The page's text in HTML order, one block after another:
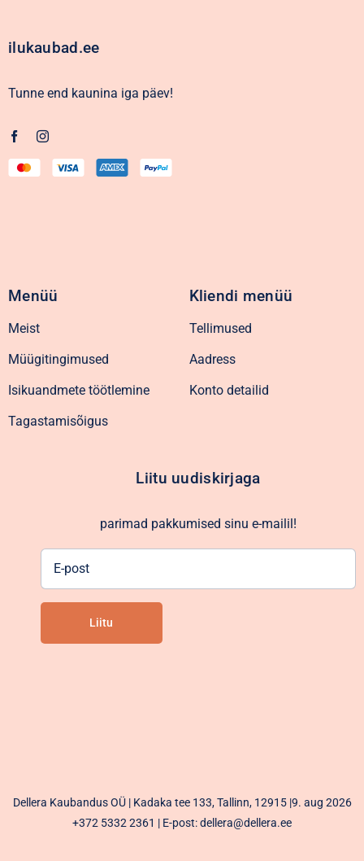
ilukaubad.ee
Tunne end kaunina iga päev!
Menüü
Meist
Müügitingimused
Isikuandmete töötlemine
Tagastamisõigus
Kliendi menüü
Tellimused
Aadress
Konto detailid
Liitu uudiskirjaga
parimad pakkumised sinu e-mailil!
Liitu
Dellera Kaubandus OÜ | Kadaka tee 133, Tallinn, 12915 |9. aug 2026
+372 5332 2361 | E-post: dellera@dellera.ee